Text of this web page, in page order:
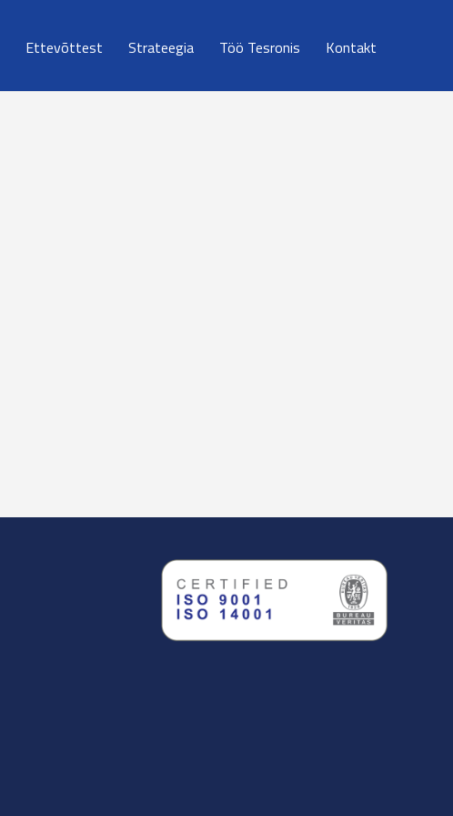
Ettevõttest Strateegia Töö Tesronis Kontakt